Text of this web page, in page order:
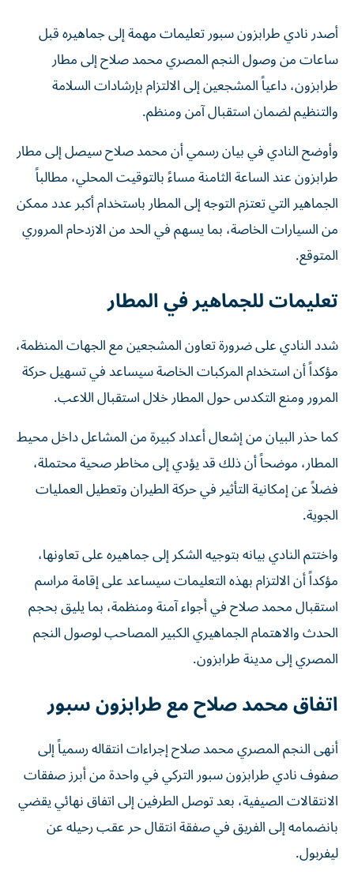
أصدر نادي طرابزون سبور تعليمات مهمة إلى جماهيره قبل
ساعات من وصول النجم المصري محمد صلاح إلى مطار
طرابزون، داعياً المشجعين إلى الالتزام بإرشادات السلامة
والتنظيم لضمان استقبال آمن ومنظم.
وأوضح النادي في بيان رسمي أن محمد صلاح سيصل إلى مطار
طرابزون عند الساعة الثامنة مساءً بالتوقيت المحلي، مطالباً
الجماهير التي تعتزم التوجه إلى المطار باستخدام أكبر عدد ممكن
من السيارات الخاصة، بما يسهم في الحد من الازدحام المروري
المتوقع.
تعليمات للجماهير في المطار
شدد النادي على ضرورة تعاون المشجعين مع الجهات المنظمة،
مؤكداً أن استخدام المركبات الخاصة سيساعد في تسهيل حركة
المرور ومنع التكدس حول المطار خلال استقبال اللاعب.
كما حذر البيان من إشعال أعداد كبيرة من المشاعل داخل محيط
المطار، موضحاً أن ذلك قد يؤدي إلى مخاطر صحية محتملة،
فضلاً عن إمكانية التأثير في حركة الطيران وتعطيل العمليات
الجوية.
واختتم النادي بيانه بتوجيه الشكر إلى جماهيره على تعاونها،
مؤكداً أن الالتزام بهذه التعليمات سيساعد على إقامة مراسم
استقبال محمد صلاح في أجواء آمنة ومنظمة، بما يليق بحجم
الحدث والاهتمام الجماهيري الكبير المصاحب لوصول النجم
المصري إلى مدينة طرابزون.
اتفاق محمد صلاح مع طرابزون سبور
أنهى النجم المصري محمد صلاح إجراءات انتقاله رسمياً إلى
صفوف نادي طرابزون سبور التركي في واحدة من أبرز صفقات
الانتقالات الصيفية، بعد توصل الطرفين إلى اتفاق نهائي يقضي
بانضمامه إلى الفريق في صفقة انتقال حر عقب رحيله عن
ليفربول.